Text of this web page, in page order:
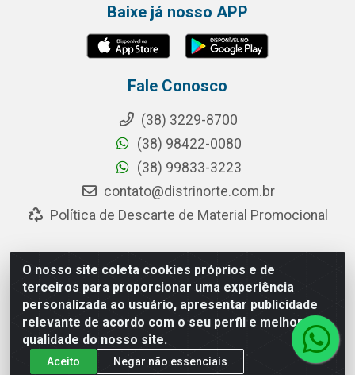
O nosso site coleta cookies próprios e de
terceiros para proporcionar uma experiência
personalizada ao usuário, apresentar publicidade
relevante de acordo com o seu perfil e melhorar a
qualidade do nosso site.
Aceito Negar não essenciais
Baixe já nosso APP
Fale Conosco
(38) 3229-8700
(38) 98422-0080
(38) 99833-3223
contato@distrinorte.com.br
Política de Descarte de Material Promocional
Distrinorte Distribuidora de Alimentos - Avenida Pedro
Chaves dos Santos, 253 - Distrito Industrial, Montes
Claros/MG - CEP 39.404-000 - CNPJ 04.433.117/0001-10